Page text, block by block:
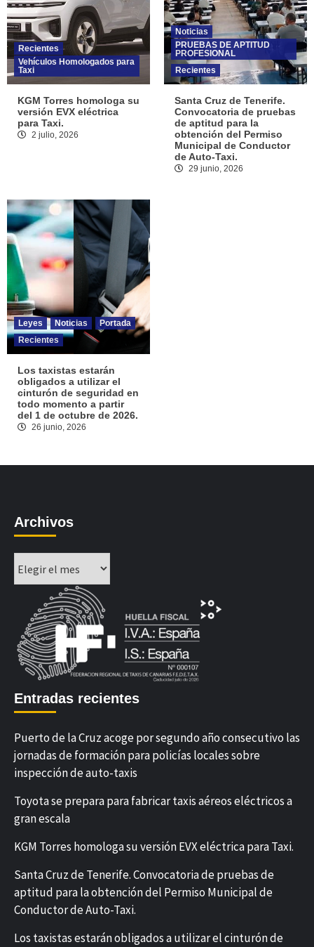
Recientes
Vehículos Homologados para
Taxi
KGM Torres homologa su
versión EVX eléctrica
para Taxi.
2 julio, 2026
Noticias
PRUEBAS DE APTITUD
PROFESIONAL
Recientes
Santa Cruz de Tenerife.
Convocatoria de pruebas
de aptitud para la
obtención del Permiso
Municipal de Conductor
de Auto-Taxi.
29 junio, 2026
Leyes Noticias
Portada
Recientes
Los taxistas estarán
obligados a utilizar el
cinturón de seguridad en
todo momento a partir
del 1 de octubre de 2026.
26 junio, 2026
Archivos
Entradas recientes
Puerto de la Cruz acoge por segundo año consecutivo las
jornadas de formación para policías locales sobre
inspección de auto-taxis
Toyota se prepara para fabricar taxis aéreos eléctricos a
gran escala
KGM Torres homologa su versión EVX eléctrica para Taxi.
Santa Cruz de Tenerife. Convocatoria de pruebas de
aptitud para la obtención del Permiso Municipal de
Conductor de Auto-Taxi.
Los taxistas estarán obligados a utilizar el cinturón de